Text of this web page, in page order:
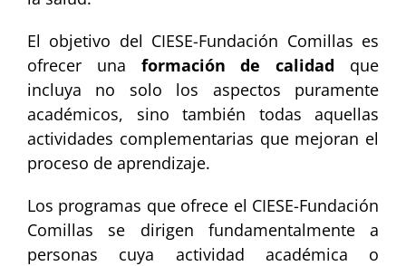
El objetivo del CIESE-Fundación Comillas es
ofrecer una formación de calidad que
incluya no solo los aspectos puramente
académicos, sino también todas aquellas
actividades complementarias que mejoran el
proceso de aprendizaje.
Los programas que ofrece el CIESE-Fundación
Comillas se dirigen fundamentalmente a
personas cuya actividad académica o